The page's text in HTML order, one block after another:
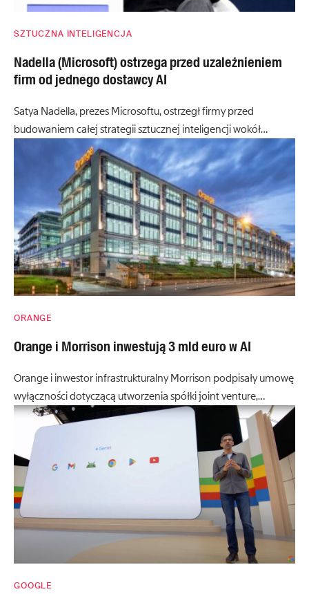
SZTUCZNA INTELIGENCJA
Nadella (Microsoft) ostrzega przed uzależnieniem
firm od jednego dostawcy AI
Satya Nadella, prezes Microsoftu, ostrzegł firmy przed
budowaniem całej strategii sztucznej inteligencji wokół…
ORANGE
Orange i Morrison inwestują 3 mld euro w AI
Orange i inwestor infrastrukturalny Morrison podpisały umowę
wyłączności dotyczącą utworzenia spółki joint venture,…
GOOGLE